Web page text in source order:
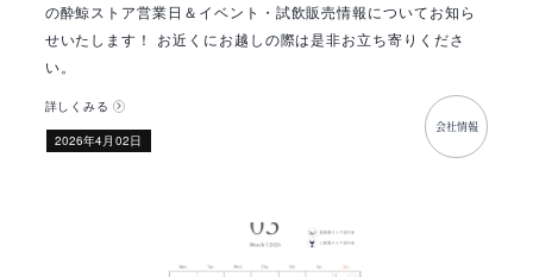
の酔鯨ストア営業日＆イベント・試飲販売情報についてお知ら
せいたします！ お近くにお越しの際は是非お立ち寄りくださ
い。
会社情報
詳しくみる
​2026年4月02日